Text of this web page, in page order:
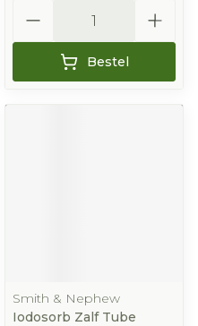
Bestel
Smith & Nephew
Iodosorb Zalf Tube